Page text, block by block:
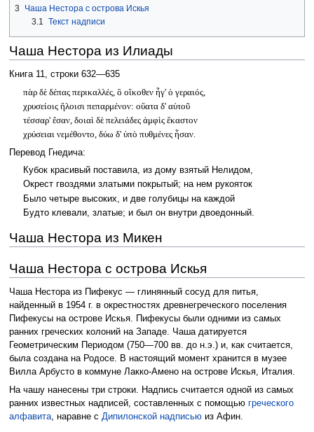
3
Чаша Нестора с острова Искья
3.1 Текст надписи
Чаша Нестора из Илиады
Книга 11, строки 632—635
πὰρ δὲ δέπας περικαλλές, ὃ οἴκοθεν ἦγ' ὁ γεραιός,
χρυσείοις ἥλοισι πεπαρμένον: οὔατα δ' αὐτοῦ
τέσσαρ' ἔσαν, δοιαὶ δὲ πελειάδες ἀμφὶς ἕκαστον
χρύσειαι νεμέθοντο, δύω δ' ὑπὸ πυθμένες ἦσαν.
Перевод Гнедича:
Кубок красивый поставила, из дому взятый Нелидом,
Окрест гвоздями златыми покрытый; на нем рукояток
Было четыре высоких, и две голубицы на каждой
Будто клевали, златые; и был он внутри двоедонный.
Чаша Нестора из Микен
Чаша Нестора с острова Искья
Чаша Нестора из Пифекус — глинянный сосуд для питья,
найденный в 1954 г. в окрестностях древнегреческого поселения
Пифекусы на острове Искья. Пифекусы были одними из самых
ранних греческих колоний на Западе. Чаша датируется
Геометрическим Периодом (750—700 вв. до н.э.) и, как считается,
была создана на Родосе. В настоящий момент хранится в музее
Вилла Арбусто в коммуне Лакко-Амено на острове Искья, Италия.
На чашу нанесены три строки. Надпись считается одной из самых
ранних известных надписей, составленных с помощью греческого
алфавита, наравне с Дипилонской надписьюиз Афин.